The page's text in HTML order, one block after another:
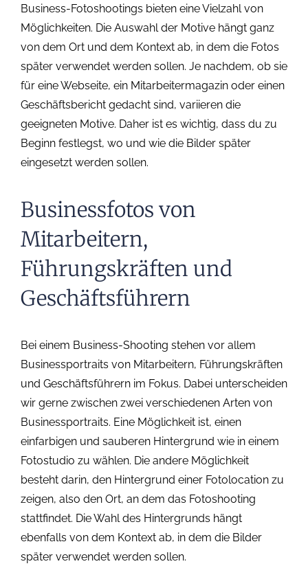
Business-Fotoshootings bieten eine Vielzahl von
Möglichkeiten. Die Auswahl der Motive hängt ganz
von dem Ort und dem Kontext ab, in dem die Fotos
später verwendet werden sollen. Je nachdem, ob sie
für eine Webseite, ein Mitarbeitermagazin oder einen
Geschäftsbericht gedacht sind, variieren die
geeigneten Motive. Daher ist es wichtig, dass du zu
Beginn festlegst, wo und wie die Bilder später
eingesetzt werden sollen.
Businessfotos von
Mitarbeitern,
Führungskräften und
Geschäftsführern
Bei einem Business-Shooting stehen vor allem
Businessportraits von Mitarbeitern, Führungskräften
und Geschäftsführern im Fokus. Dabei unterscheiden
wir gerne zwischen zwei verschiedenen Arten von
Businessportraits. Eine Möglichkeit ist, einen
einfarbigen und sauberen Hintergrund wie in einem
Fotostudio zu wählen. Die andere Möglichkeit
besteht darin, den Hintergrund einer Fotolocation zu
zeigen, also den Ort, an dem das Fotoshooting
stattfindet. Die Wahl des Hintergrunds hängt
ebenfalls von dem Kontext ab, in dem die Bilder
später verwendet werden sollen.